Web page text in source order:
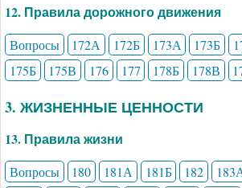
12. Правила дорожного движения
Вопросы 172А 172Б 173А 173Б
175Б
175В 176 177 178Б 178В
3. ЖИЗНЕННЫЕ ЦЕННОСТИ
13. Правила жизни
Вопросы 180 181А 181Б 182